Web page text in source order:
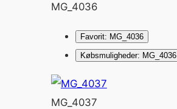
MG_4036
Favorit: MG_4036
Købsmuligheder: MG_4036
MG_4037